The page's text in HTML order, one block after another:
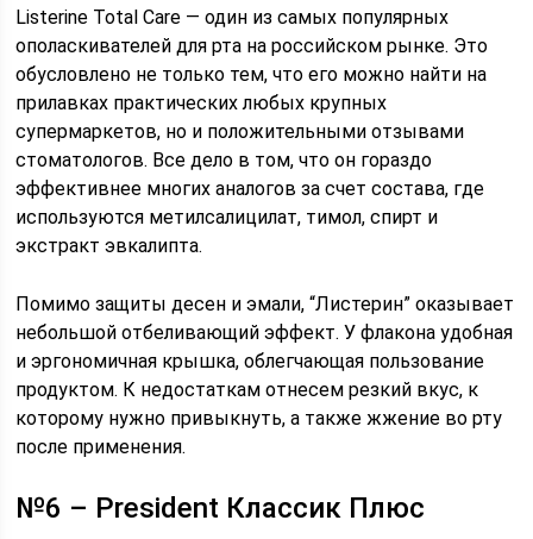
Listerine Total Care — один из самых популярных
ополаскивателей для рта на российском рынке. Это
обусловлено не только тем, что его можно найти на
прилавках практических любых крупных
супермаркетов, но и положительными отзывами
стоматологов. Все дело в том, что он гораздо
эффективнее многих аналогов за счет состава, где
используются метилсалицилат, тимол, спирт и
экстракт эвкалипта.
Помимо защиты десен и эмали, “Листерин” оказывает
небольшой отбеливающий эффект. У флакона удобная
и эргономичная крышка, облегчающая пользование
продуктом. К недостаткам отнесем резкий вкус, к
которому нужно привыкнуть, а также жжение во рту
после применения.
№6 – President Классик Плюс